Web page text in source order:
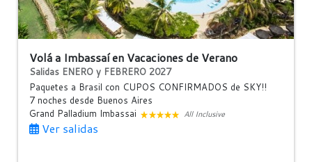
Volá a Imbassaí en Vacaciones de Verano
Salidas ENERO y FEBRERO 2027
Paquetes a Brasil con CUPOS CONFIRMADOS de SKY!!
7 noches desde Buenos Aires
Grand Palladium Imbassai
All Inclusive
Ver salidas